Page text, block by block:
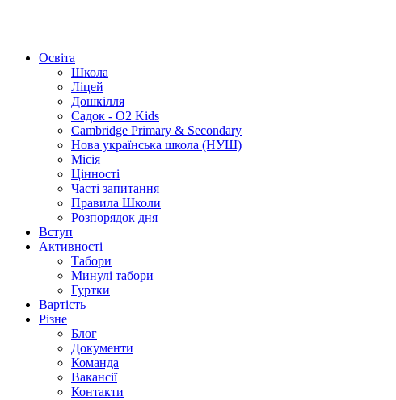
Освіта
Школа
Ліцей
Дошкілля
Садок - O2 Kids
Cambridge Primary & Secondary
Нова українська школа (НУШ)
Місія
Цінності
Часті запитання
Правила Школи
Розпорядок дня
Вступ
Активності
Табори
Минулі табори
Гуртки
Вартість
Різне
Блог
Документи
Команда
Вакансії
Контакти